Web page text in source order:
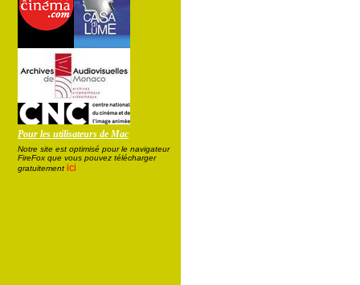
Pour les utilisateurs de Mac
Notre site est optimisé pour le navigateur
FireFox que vous pouvez télécharger
gratuitement ici